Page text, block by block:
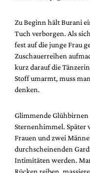
Zu Beginn hält Burani
Tuch verborgen. Als
fest auf die junge Frau
Zuschauerreihen
kurz darauf die
Stoff umarmt, muss
denken.
Glimmende
Sternenhimmel. Später
Frauen und zwei
durchscheinenden
Intimitäten werden.
Rücken reiben,